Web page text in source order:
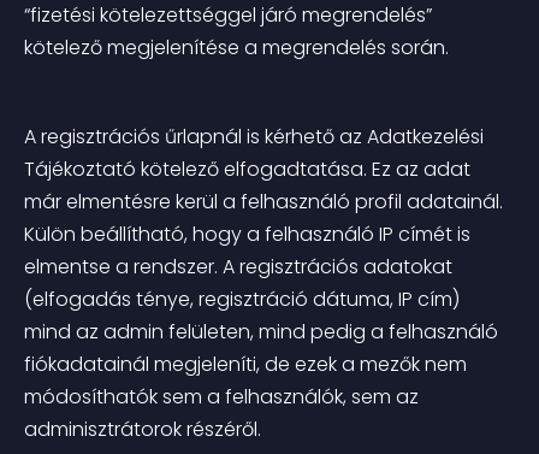
“fizetési kötelezettséggel járó megrendelés”
kötelező megjelenítése a megrendelés során.
A regisztrációs űrlapnál is kérhető az Adatkezelési
Tájékoztató kötelező elfogadtatása. Ez az adat
már elmentésre kerül a felhasználó profil adatainál.
Külön beállítható, hogy a felhasználó IP címét is
elmentse a rendszer. A regisztrációs adatokat
(elfogadás ténye, regisztráció dátuma, IP cím)
mind az admin felületen, mind pedig a felhasználó
fiókadatainál megjeleníti, de ezek a mezők nem
módosíthatók sem a felhasználók, sem az
adminisztrátorok részéről.